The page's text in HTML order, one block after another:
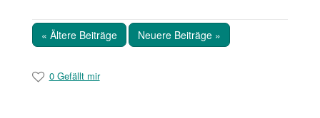
« Ältere Beiträge Neuere Beiträge »
0 Gefällt mir